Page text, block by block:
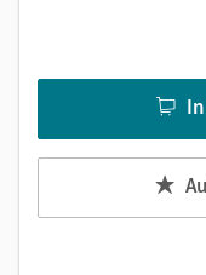
Texte
Aufbautraining